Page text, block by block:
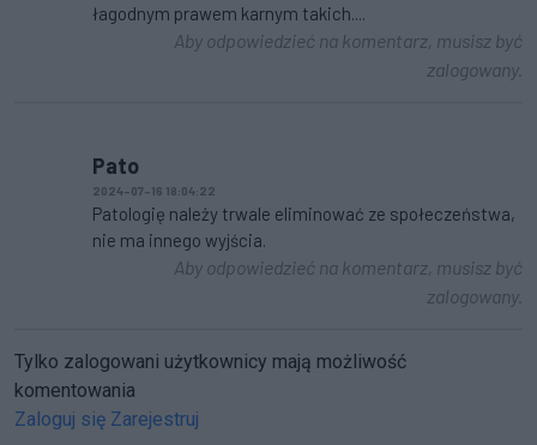
łagodnym prawem karnym takich....
Aby odpowiedzieć na komentarz, musisz być
zalogowany.
Pato
2024-07-16 18:04:22
Patologię należy trwale eliminować ze społeczeństwa,
nie ma innego wyjścia.
Aby odpowiedzieć na komentarz, musisz być
zalogowany.
Tylko zalogowani użytkownicy mają możliwość
komentowania
Zaloguj się Zarejestruj